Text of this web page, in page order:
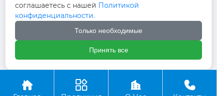
winston-xu@hengdingfan.com
+86-13806434669
 +86 13806434669
   
соглашаетесь с нашей Политикой
конфиденциальности.
Только необходимые
Принять все